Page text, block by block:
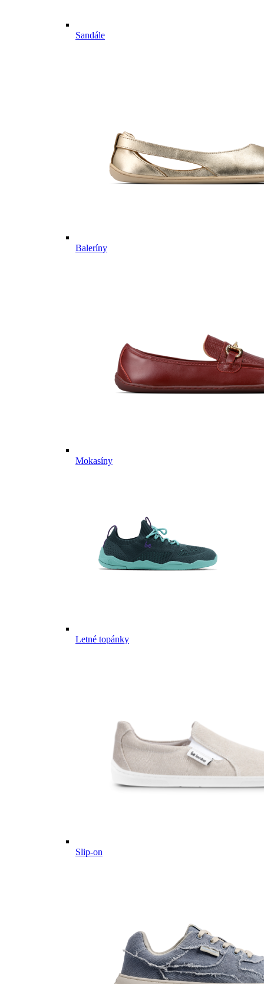
Sandále
Baleríny
Mokasíny
Letné topánky
Slip-on